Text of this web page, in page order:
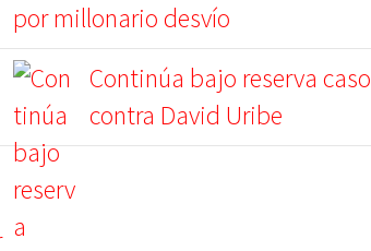
por millonario desvío
Continúa bajo reserva caso
contra David Uribe